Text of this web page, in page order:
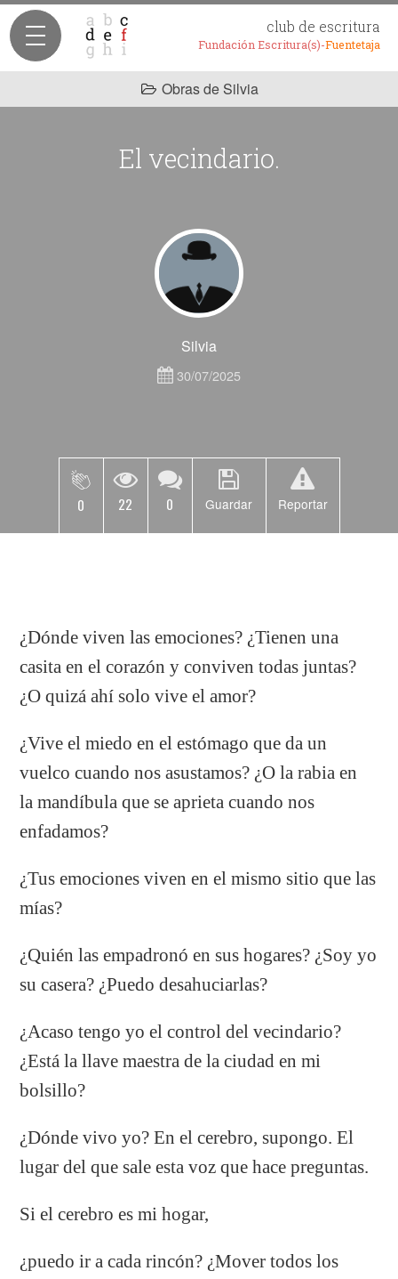
club de escritura
Fundación Escritura(s)-Fuentetaja
Obras de Silvia
El vecindario.
Silvia
30/07/2025
0 22 0 Guardar Reportar
¿Dónde viven las emociones? ¿Tienen una
casita en el corazón y conviven todas juntas?
¿O quizá ahí solo vive el amor?
¿Vive el miedo en el estómago que da un
vuelco cuando nos asustamos? ¿O la rabia en
lamandíbula que se aprieta cuando nos
enfadamos?
¿Tus emociones viven en el mismo sitio que las
mías?
¿Quién las empadronó en sus hogares? ¿Soy yo
su casera? ¿Puedo desahuciarlas?
¿Acaso tengo yo el control del vecindario?
¿Está la llave maestra de la ciudad en mi
bolsillo?
¿Dónde vivo yo? En el cerebro, supongo. El
lugar del que sale esta voz que hace preguntas.
Si el cerebro es mi hogar,
¿puedo ir a cada rincón? ¿Mover todos los